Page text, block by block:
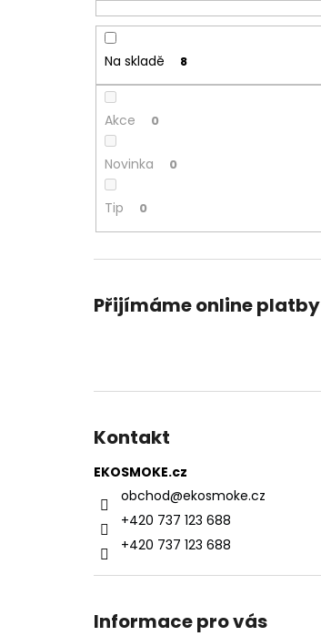
Na skladě 8
Akce 0
Novinka 0
Tip 0
Přijímáme online platby
Kontakt
EKOSMOKE.cz
obchod@ekosmoke.cz
+420 737 123 688
+420 737 123 688
Informace pro vás